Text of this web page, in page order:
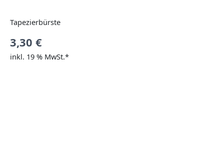
Tapezierbürste
3,30 €
inkl. 19 % MwSt.*